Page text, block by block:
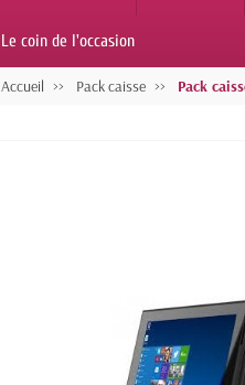
Le coin de l'occasion
Accueil Pack caisse Pack